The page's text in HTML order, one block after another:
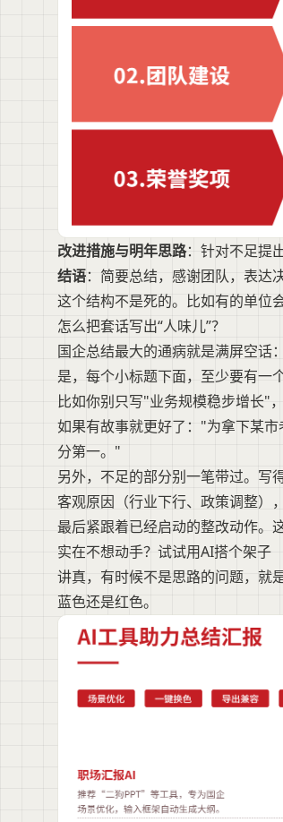
改进措施与明年思路：针对不足提
结语：简要总结，感谢团队，表达决
这个结构不是死的。比如有的单位
怎么把套话写出“人味儿”？
国企总结最大的通病就是满屏空
是，每个小标题下面，至少要有一
比如你别只写"业务规模稳步增长"
如果有故事就更好了："为拿下某
分第一。"
另外，不足的部分别一笔带过。写
客观原因（行业下行、政策调整）
最后紧跟着已经启动的整改动作。
实在不想动手？试试用AI搭个架子
讲真，有时候不是思路的问题，就
蓝色还是红色。